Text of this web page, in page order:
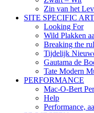
Zin van het
SITE SPECIFIC
Looking For
Wild Plakken
Breaking the
Tijdelijk
Gautama de
Tate Modern
PERFORMANCE
Mac-O-Bert
Help
Performance,